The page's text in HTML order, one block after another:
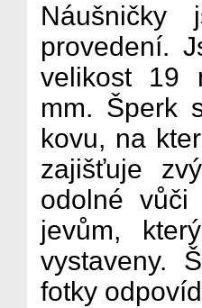
provedení.
velikost 19
mm. Šperk
kovu, na
zajišťuje
odolné
jevům,
vystaveny.
fotky